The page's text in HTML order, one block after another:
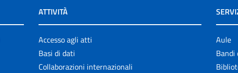
ATTIVITÀ
Accesso agli atti
Basi di dati
Collaborazioni internazionali
Aule
Bandi